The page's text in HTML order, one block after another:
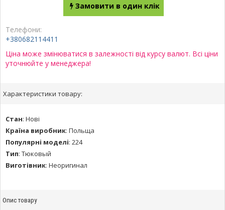
Замовити в один клік
Телефони:
+380682114411
Ціна може змінюватися в залежності від курсу валют. Всі ціни
уточнюйте у менеджера!
Характеристики товару:
Стан: Нові
Країна виробник: Польща
Популярні моделі: 224
Тип: Тюковый
Виготівник: Неоригинал
Опис товару